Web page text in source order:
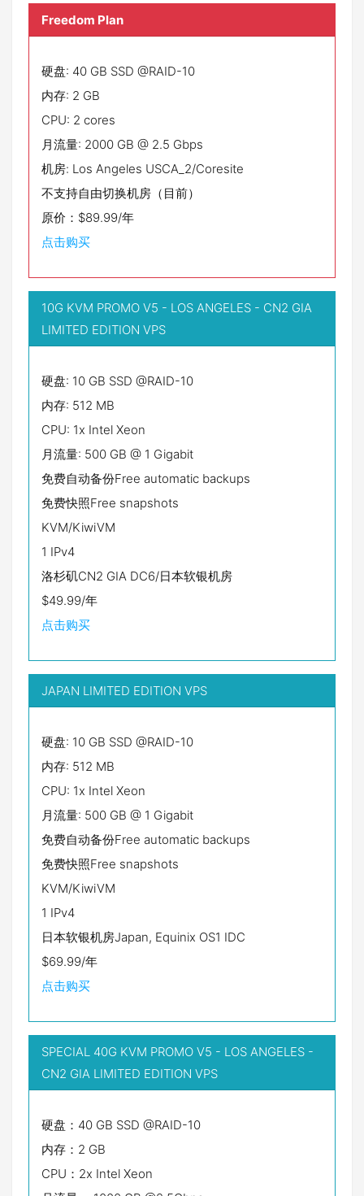
Freedom Plan
硬盘: 40 GB SSD @RAID-10
内存: 2 GB
CPU: 2 cores
月流量: 2000 GB @ 2.5 Gbps
机房: Los Angeles USCA_2/Coresite
不支持自由切换机房（目前）
原价：$89.99/年
点击购买
10G KVM PROMO V5 - LOS ANGELES - CN2 GIA
LIMITED EDITION VPS
硬盘: 10 GB SSD @RAID-10
内存: 512 MB
CPU: 1x Intel Xeon
月流量: 500 GB @ 1 Gigabit
免费自动备份Free automatic backups
免费快照Free snapshots
KVM/KiwiVM
1 IPv4
洛杉矶CN2 GIA DC6/日本软银机房
$49.99/年
点击购买
JAPAN LIMITED EDITION VPS
硬盘: 10 GB SSD @RAID-10
内存: 512 MB
CPU: 1x Intel Xeon
月流量: 500 GB @ 1 Gigabit
免费自动备份Free automatic backups
免费快照Free snapshots
KVM/KiwiVM
1 IPv4
日本软银机房Japan, Equinix OS1 IDC
$69.99/年
点击购买
SPECIAL 40G KVM PROMO V5 - LOS ANGELES -
CN2 GIA LIMITED EDITION VPS
硬盘：40 GB SSD @RAID-10
内存：2 GB
CPU：2x Intel Xeon